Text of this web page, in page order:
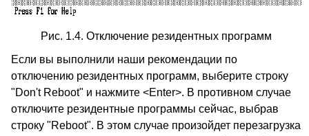
Рис. 1.4. Отключение резидентных программ
Если вы выполнили наши рекомендации по
отключению резидентных программ, выберите строку
"Don't Reboot" и нажмите <Enter>. В противном случае
отключите резидентные программы сейчас, выбрав
строку "Reboot". В этом случае произойдет перезагрузка